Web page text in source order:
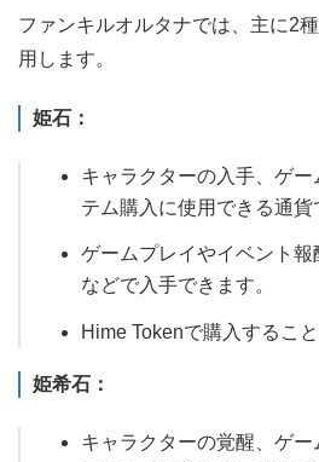
ファンキルオルタナでは、主に2
用します。
姫石：
キャラクターの入手、ゲ
テム購入に使用できる通貨
ゲームプレイやイベント
などで入手できます。
Hime Tokenで購入するこ
姫希石：
キャラクターの覚醒、ゲ